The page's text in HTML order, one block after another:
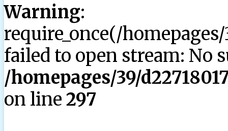
Warning:
require_once(/
failed to open stream: No
/homepages/39/
on line 297